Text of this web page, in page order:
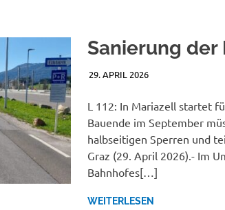
Sanierung der
29. APRIL 2026
L 112: In Mariazell startet
Bauende im September
halbseitigen Sperren und
Graz (29. April 2026).- Im
Bahnhofes[…]
WEITERLESEN